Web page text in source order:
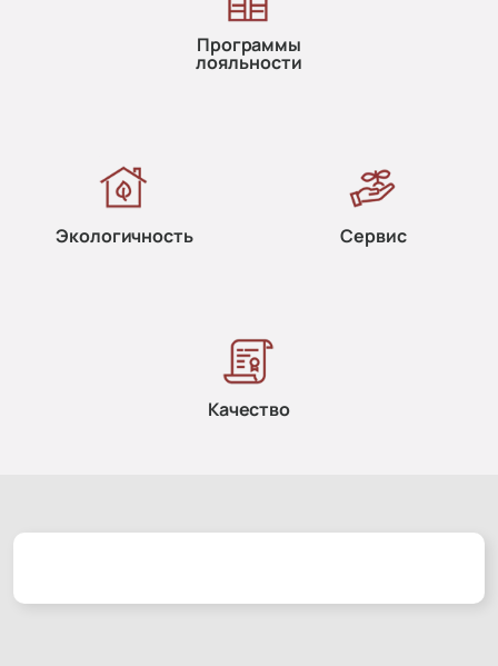
Программы
лояльности
Экологичность Сервис
Качество